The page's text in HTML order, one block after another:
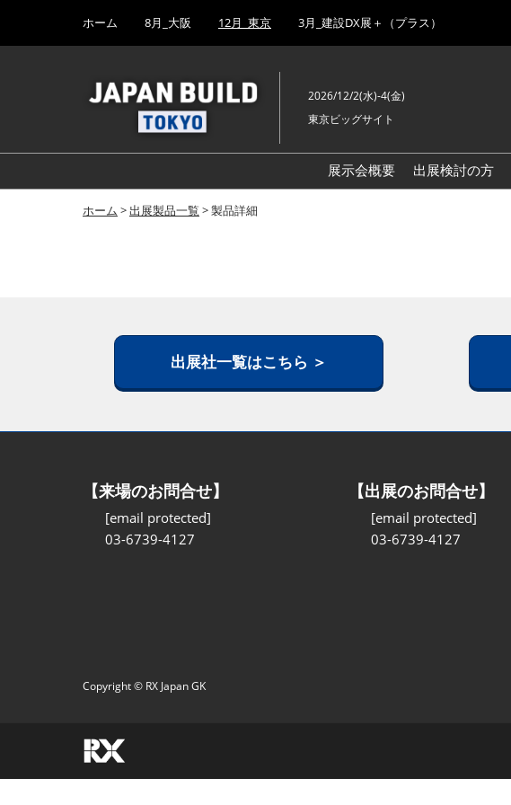
キ
し
to
ホーム 8月_大阪 12月_東京 3月_建設DX展＋（プラス）
2026/12/2(水)-4(金)
東京ビッグサイト
展示会概要 出展検討の方
ホーム >出展製品一覧 > 製品詳細
出展社一覧はこちら ＞
【来場のお問合せ】
[email protected]
03-6739-4127
【出展のお問合せ】
[email protected]
03-6739-4127
Copyright © RX Japan GK